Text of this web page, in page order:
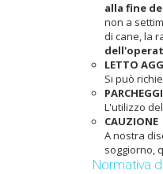
alla fine
non a
di cane, la
LETTO
Si può
L'utilizzo
CAUZIONE
A nostra
soggiorno,
Normativa